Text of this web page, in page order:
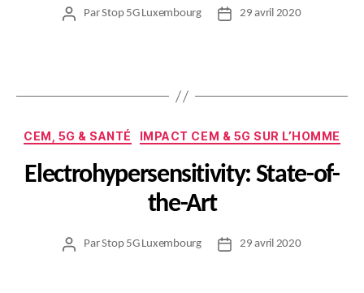
Auteur
ParStop 5G Luxembourg
Date29 avril 2020
Catégories
CEM, 5G & SANTÉ IMPACT CEM & 5G SUR L’HOMME
Electrohypersensitivity: State-of-
the-Art
Auteur
ParStop 5G Luxembourg
Date29 avril 2020